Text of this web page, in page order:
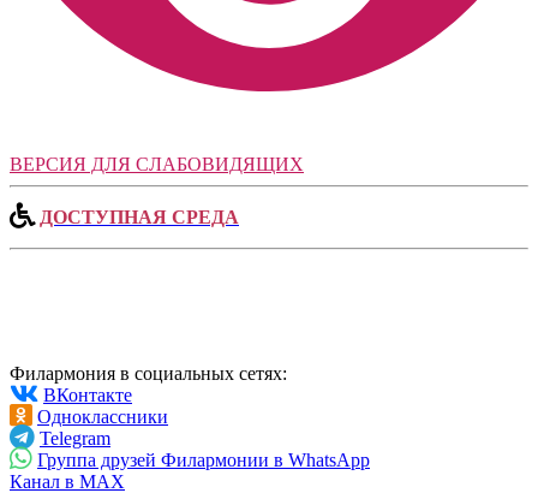
ВЕРСИЯ ДЛЯ СЛАБОВИДЯЩИХ
ДОСТУПНАЯ СРЕДА
Филармония в социальных сетях:
ВКонтакте
Одноклассники
Telegram
Группа друзей Филармонии в WhatsApp
Канал в MAX